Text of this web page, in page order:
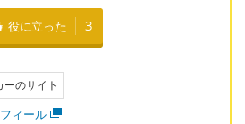
役に立った 3
ーのサイト
ィール